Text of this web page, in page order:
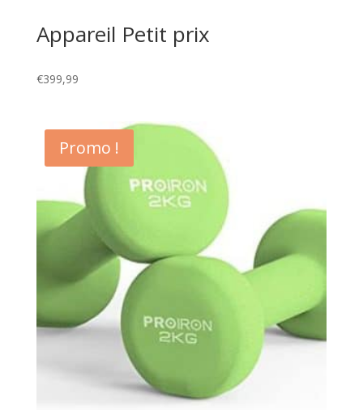
Appareil Petit prix
€399,99
Promo !